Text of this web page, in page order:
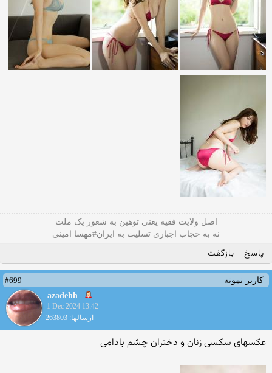
اصل ولایت فقیه یعنی‌ توهین به شعور یک ملت
نه به حجاب اجباری تسلیت به ایران#مهسا امینی
پاسخ بازگفت
کاربر نمونه
#699
azadehh
1 Dec 2024 13:42
ارسالها: 263803
عکسهای سکسی زنان و دختران چشم بادامی